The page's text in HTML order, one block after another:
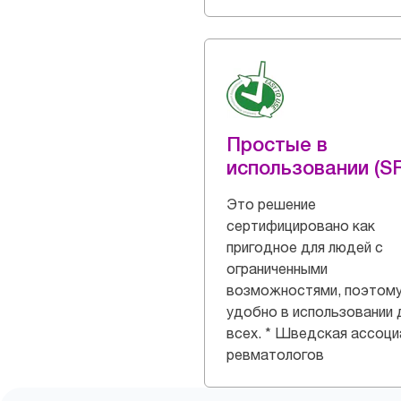
Простые в
использовании
Это решение
сертифицировано как
пригодное для людей с
ограниченными
возможностями,
удобно в использовании
всех. * Шведская
ревматологов